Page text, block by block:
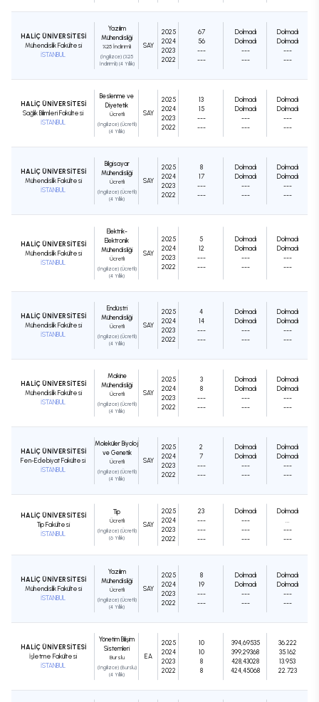
HALİÇ ÜNİVERSİTESİ
Mühendislik Fakültesi
İSTANBUL
Yazılım
Mühendisliği
%25 İndirimli
(İngilizce) (%25
İndirimli) (4 Yıllık)
SAY
2025
2024
2023
2022
67
56
---
---
Dolmadı
Dolmadı
---
---
Dolmadı
Dolmadı
---
---
HALİÇ ÜNİVERSİTESİ
Sağlık Bilimleri Fakültesi
İSTANBUL
Beslenme ve
Diyetetik
Ücretli
(İngilizce) (Ücretli)
(4 Yıllık)
SAY
2025
2024
2023
2022
13
15
---
---
Dolmadı
Dolmadı
---
---
Dolmadı
Dolmadı
---
---
HALİÇ ÜNİVERSİTESİ
Mühendislik Fakültesi
İSTANBUL
Bilgisayar
Mühendisliği
Ücretli
(İngilizce) (Ücretli)
(4 Yıllık)
SAY
2025
2024
2023
2022
8
17
---
---
Dolmadı
Dolmadı
---
---
Dolmadı
Dolmadı
---
---
HALİÇ ÜNİVERSİTESİ
Mühendislik Fakültesi
İSTANBUL
Elektrik-
Elektronik
Mühendisliği
Ücretli
(İngilizce) (Ücretli)
(4 Yıllık)
SAY
2025
2024
2023
2022
5
12
---
---
Dolmadı
Dolmadı
---
---
Dolmadı
Dolmadı
---
---
HALİÇ ÜNİVERSİTESİ
Mühendislik Fakültesi
İSTANBUL
Endüstri
Mühendisliği
Ücretli
(İngilizce) (Ücretli)
(4 Yıllık)
SAY
2025
2024
2023
2022
4
14
---
---
Dolmadı
Dolmadı
---
---
Dolmadı
Dolmadı
---
---
HALİÇ ÜNİVERSİTESİ
Mühendislik Fakültesi
İSTANBUL
Makine
Mühendisliği
Ücretli
(İngilizce) (Ücretli)
(4 Yıllık)
SAY
2025
2024
2023
2022
3
8
---
---
Dolmadı
Dolmadı
---
---
Dolmadı
Dolmadı
---
---
HALİÇ ÜNİVERSİTESİ
Fen-Edebiyat Fakültesi
İSTANBUL
Moleküler Biyoloji
ve Genetik
Ücretli
(İngilizce) (Ücretli)
(4 Yıllık)
SAY
2025
2024
2023
2022
2
7
---
---
Dolmadı
Dolmadı
---
---
Dolmadı
Dolmadı
---
---
HALİÇ ÜNİVERSİTESİ
Tıp Fakültesi
İSTANBUL
Tıp
Ücretli
(İngilizce) (Ücretli)
(6 Yıllık)
SAY
2025
2024
2023
2022
23
---
---
---
Dolmadı
---
---
---
Dolmadı
---
---
HALİÇ ÜNİVERSİTESİ
Mühendislik Fakültesi
İSTANBUL
Yazılım
Mühendisliği
Ücretli
(İngilizce) (Ücretli)
(4 Yıllık)
SAY
2025
2024
2023
2022
8
19
---
---
Dolmadı
Dolmadı
---
---
Dolmadı
Dolmadı
---
---
HALİÇ ÜNİVERSİTESİ
İşletme Fakültesi
İSTANBUL
Yönetim Bilişim
Sistemleri
Burslu
(İngilizce) (Burslu)
(4 Yıllık)
EA
2025
2024
2023
2022
10
10
8
8
394,69535
399,29368
428,43028
424,45068
36.222
35.162
13.953
22.723